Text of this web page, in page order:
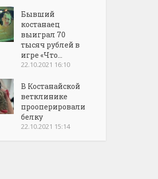
Бывший
костанаец
выиграл 70
тысяч рублей в
игре «Что...
22.10.2021 16:10
В Костанайской
ветклинике
прооперировали
белку
22.10.2021 15:14